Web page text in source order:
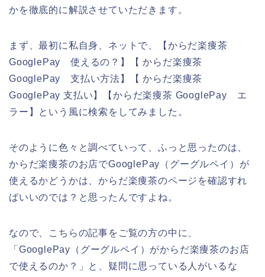
かを徹底的に解説させていただきます。
まず、最初に私自身、ネットで、【からだ楽痩茶
GooglePay 使えるの？】【 からだ楽痩茶
GooglePay 支払い方法】【 からだ楽痩茶
GooglePay 支払い】【からだ楽痩茶 GooglePay エ
ラー】という風に検索をしてみました。
そのように色々と調べていって、ふっと思ったのは、
からだ楽痩茶のお店でGooglePay（グーグルペイ）が
使えるかどうかは、からだ楽痩茶のページを確認すれ
ばいいのでは？と思ったんですよね。
なので、こちらの記事をご覧の方の中に、
「GooglePay（グーグルペイ）がからだ楽痩茶のお店
で使えるのか？」と、疑問に思っている人がいるな